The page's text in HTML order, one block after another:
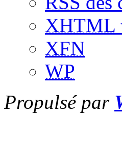
XHTML
XFN
WP
Propulsé par